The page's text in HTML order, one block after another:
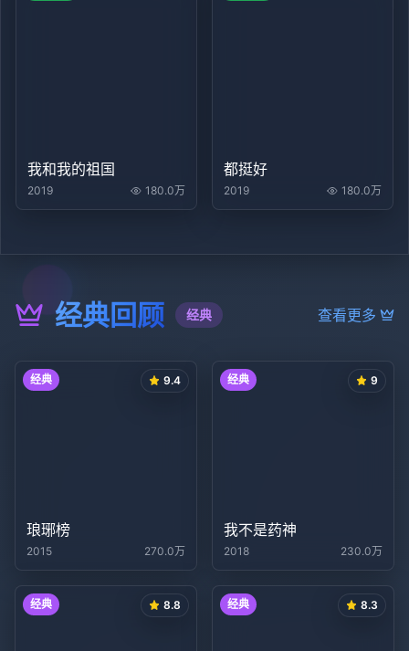
我和我的祖国
2019 180.0万
都挺好
2019 180.0万
经典回顾 经典 查看更多
经典 9.4
琅琊榜
2015 270.0万
经典 9
我不是药神
2018 230.0万
经典 8.8 经典 8.3